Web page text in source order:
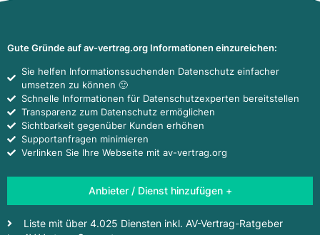
Gute Gründe auf av-vertrag.org Informationen einzureichen:
Sie helfen Informationssuchenden Datenschutz einfacher
umsetzen zu können 🙂
Schnelle Informationen für Datenschutzexperten bereitstellen
Transparenz zum Datenschutz ermöglichen
Sichtbarkeit gegenüber Kunden erhöhen
Supportanfragen minimieren
Verlinken Sie Ihre Webseite mit av-vertrag.org
Anbieter / Dienst hinzufügen +
Liste mit über 4.025 Diensten inkl. AV-Vertrag-Ratgeber